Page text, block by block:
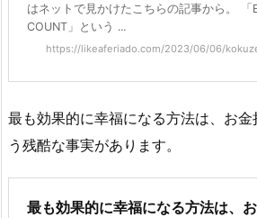
はネットで見かけたこちらの記事から。 「
COUNT」という ...
https://likeaferiado.com/2023/06/06/
最も効果的に幸福になる方法は、お
う残酷な事実があります。
最も効果的に幸福になる方法は、お